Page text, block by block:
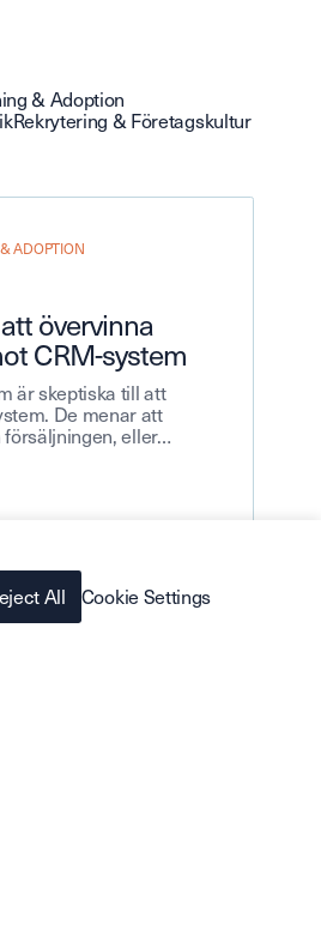
& Adoption
Rekrytering & Företagskultur
ADOPTION
övervinna
CRM-system
är skeptiska till att
De menar att
eller…
All Cookie Settings